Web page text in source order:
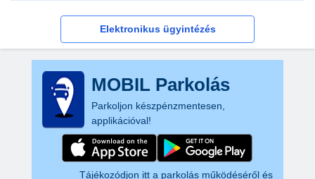
Elektronikus ügyintézés
MOBIL Parkolás
Parkoljon készpénzmentesen,
applikációval!
Tájékozódjon itt a parkolás működéséről és